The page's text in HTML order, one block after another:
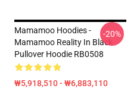
Mamamoo Hoodies -
Mamamoo Reality In Black
Pullover Hoodie RB0508
₩5,918,510 - ₩6,883,110
-20%